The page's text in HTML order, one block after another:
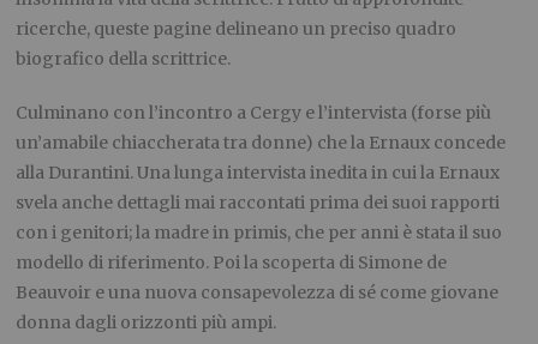
ricerche, queste pagine delineano un preciso quadro
biografico della scrittrice.
Culminano con l’incontro a Cergy e l’intervista (forse più
un’amabile chiaccheratatra donne) che la Ernaux concede
alla Durantini.Una lunga intervistainedita in cui la Ernaux
svela anche dettagli mai raccontati prima dei suoi rapporti
con i genitori; la madre in primis, che per anni è stata il suo
modello di riferimento. Poi la scoperta di Simone de
Beauvoir e una nuova consapevolezza di sé come giovane
donna dagli orizzonti più ampi.